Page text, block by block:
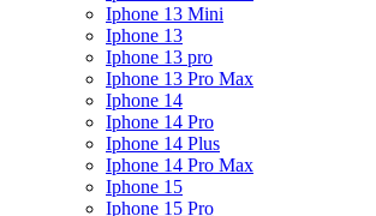
Iphone 13 Mini
Iphone 13
Iphone 13 pro
Iphone 13 Pro Max
Iphone 14
Iphone 14 Pro
Iphone 14 Plus
Iphone 14 Pro Max
Iphone 15
Iphone 15 Pro